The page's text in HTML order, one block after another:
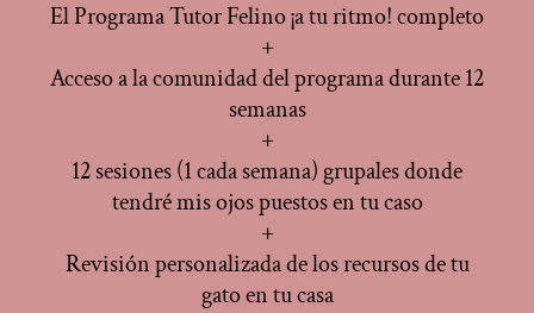
El Programa Tutor Felino ¡a tu ritmo! completo
+
Acceso a la comunidad del programa durante 12
semanas
+
12 sesiones (1 cada semana) grupales donde
tendré mis ojos puestos en tu caso
+
Revisión personalizada de los recursos de tu
gato en tu casa